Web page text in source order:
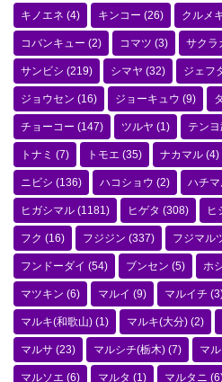
キノエネ (4) キンコー (26) クルメ
コバンキュー (2) コマツ (3) サクラ
サンビシ (219) シマヤ (32) ジェフ
ジョウセン (16) ジョーキュウ (9)
チョーコー (147) ツルヤ (1) テンヨ
トナミ (7) トモエ (35) ナカマル (4)
ニビシ (136) ハコショウ (2) ハチ
ヒガシマル (1181) ヒゲタ (308) ヒ
フク (16) フジジン (337) フジマル
フンドーダイ (54) ブンセン (5) ホ
マツキン (6) マルイ (9) マルイチ
マルキ(和歌山) (1) マルキ(大分) (2)
マルサ (23) マルシチ(栃木) (7) マ
マルソエ (6) マルタ (1) マルタニ